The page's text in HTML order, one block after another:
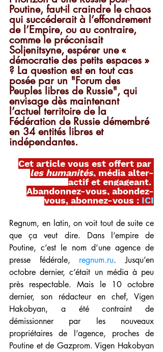
Poutine, faut-il craindre le chaos
qui succéderait à l’effondrement
de l’Empire, ou au contraire,
comme le préconisait
Soljenitsyne, espérer une «
démocratie des petits espaces »
? La question est en tout cas
posée par un "Forum des
Peuples libres de Russie", qui
envisage dès maintenant
l’actuel territoire de la
Fédération de Russie démembré
en 34 entités libres et
indépendantes.
Cet article vous est offert par
les humanités, média alter-
actif et engageant.
Abandonnez-vous, abondez-
vous, abonnez-vous : ICI
Regnum, en latin, on voit tout de suite ce
que ça veut dire. Dans l’empire de
Poutine, c’est le nom d’une agence de
presse fédérale, regnum.ru. Jusqu’en
octobre dernier, c’était un média à peu
près respectable. Mais le 10 octobre
dernier, son rédacteur en chef, Vigen
Hakobyan, a été contraint de
démissionner par les nouveaux
propriétaires de l’agence, proches de
Poutine et de Gazprom. Vigen Hakobyan